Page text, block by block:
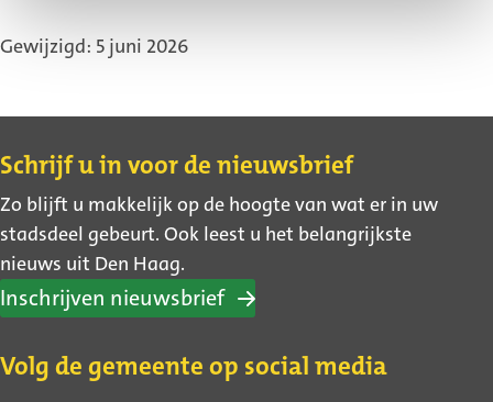
Gewijzigd: 5 juni 2026
Contact
Schrijf u in voor de nieuwsbrief
Zo blijft u makkelijk op de hoogte van wat er in uw
stadsdeel gebeurt. Ook leest u het belangrijkste
nieuws uit Den Haag.
Inschrijven nieuwsbrief
Volg de gemeente op social media